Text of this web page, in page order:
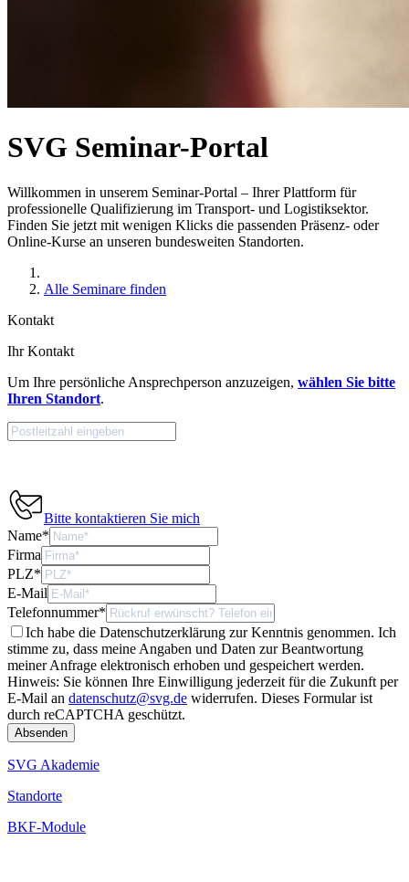
SVG Seminar-Portal
Willkommen in unserem Seminar-Portal – Ihrer Plattform für
professionelle Qualifizierung im Transport- und Logistiksektor.
Finden Sie jetzt mit wenigen Klicks die passenden Präsenz- oder
Online-Kurse an unseren bundesweiten Standorten.
Alle Seminare finden
Kontakt
Ihr Kontakt
Um Ihre persönliche Ansprechperson anzuzeigen, wählen Sie bitte
Ihren Standort.
Bitte kontaktieren Sie mich
Name*
Firma
PLZ*
E-Mail
Telefonnummer*
Ich habe die Datenschutzerklärung zur Kenntnis genommen. Ich
stimme zu, dass meine Angaben und Daten zur Beantwortung
meiner Anfrage elektronisch erhoben und gespeichert werden.
Hinweis: Sie können Ihre Einwilligung jederzeit für die Zukunft per
E-Mail an datenschutz@svg.de widerrufen. Dieses Formular ist
durch reCAPTCHA geschützt.
SVG Akademie
Standorte
BKF-Module